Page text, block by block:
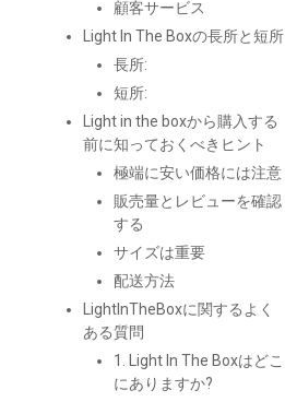
顧客サービス
Light In The Boxの長所と短所
長所:
短所:
Light in the boxから購入する
前に知っておくべきヒント
極端に安い価格には注意
販売量とレビューを確認
する
サイズは重要
配送方法
LightInTheBoxに関するよく
ある質問
1. Light In The Boxはどこ
にありますか?